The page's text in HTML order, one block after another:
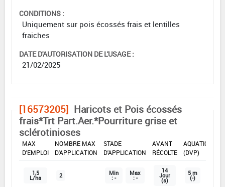
CONDITIONS :
Uniquement sur pois écossés frais et lentilles
fraiches
DATE D'AUTORISATION DE L'USAGE :
21/02/2025
[16573205] Haricots et Pois écossés
frais*Trt Part.Aer.*Pourriture grise et
sclérotinioses
DOSE
MAX
D'EMPLOI
NOMBRE MAX
D'APPLICATION
STADE
D'APPLICATION
AVANT
RÉCOLTE
AQUATIQUE
(DVP)
1,5
L/ha 2 Min
: -
Max
: -
14
Jour
(s)
5 m
(-)